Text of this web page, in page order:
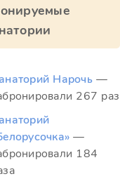
Нарочь —
267 раз
—
184